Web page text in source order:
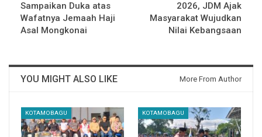
Sampaikan Duka atas
Wafatnya Jemaah Haji
Asal Mongkonai
2026, JDM Ajak
Masyarakat Wujudkan
Nilai Kebangsaan
YOU MIGHT ALSO LIKE More From Author
KOTAMOBAGU KOTAMOBAGU